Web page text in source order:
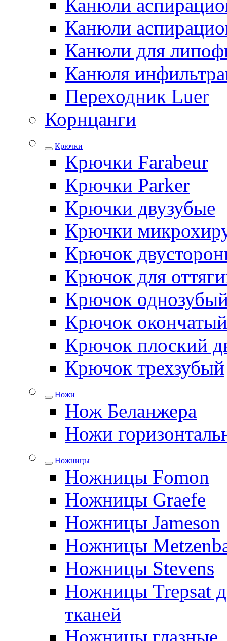
Канюли
Канюли
Канюли для
Канюля
Переходник Luer
Корнцанги
Крючки
Крючки Farabeur
Крючки Parker
Крючки двузубые
Крючки
Крючок
Крючок для
Крючок
Крючок окончатый
Крючок плоский
Крючок трехзубый
Ножи
Нож Беланжера
Ножи
Ножницы
Ножницы Fomon
Ножницы Graefe
Ножницы Jameson
Ножницы
Ножницы Stevens
Ножницы Trepsat
тканей